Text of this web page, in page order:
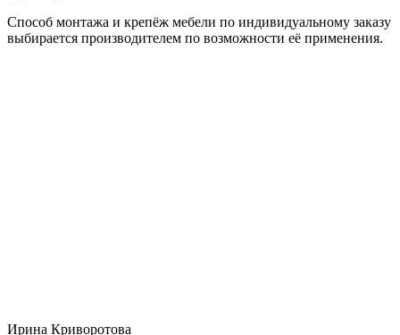
Способ монтажа и крепёж мебели по индивидуальному заказу
выбирается производителем по возможности её применения.
Ирина Криворотова